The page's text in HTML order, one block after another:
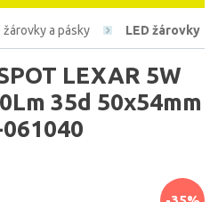
žárovky a pásky LED žárovky
LEXAR 5W
35d 50x54mm